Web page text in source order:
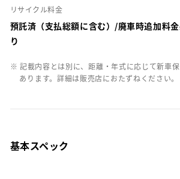
リサイクル料金
預託済（支払総額に含む）/廃車時追加料
り
※ 記載内容とは別に、距離・年式に応じて新車
あります。詳細は販売店におたずねください。
基本スペック